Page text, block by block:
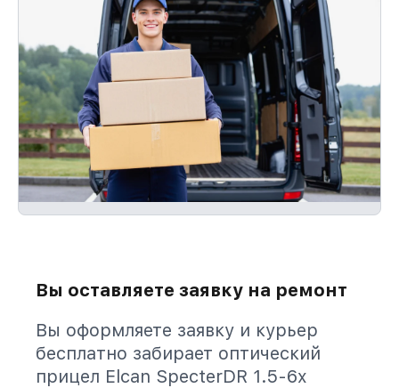
Вы оставляете заявку на ремонт
Вы оформляете заявку и курьер
бесплатно забирает оптический
прицел Elcan SpecterDR 1.5-6x